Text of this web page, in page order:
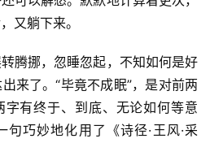
又躺下来。
腾挪，忽睡忽起，不知如何是好
来了。“毕竟不成眠”，是对前两
字有终于、到底、无论如何等意
句巧妙地化用了《诗径·王风·采